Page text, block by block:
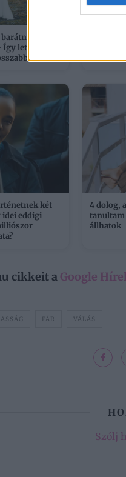
lett a nagy
10 nyári
két
idei eddigi
4 dolog,
állhatok
cikkeit a Google
PÁR VÁLÁS
Szólj